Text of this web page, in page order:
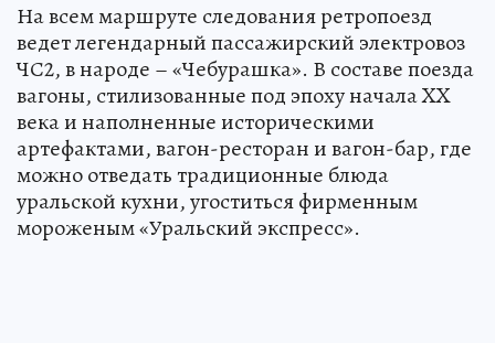
На всем маршруте следования ретропоезд
ведет легендарный пассажирский электровоз
ЧС2, в народе – «Чебурашка». В составе поезда
вагоны, стилизованные под эпоху начала XX
века и наполненные историческими
артефактами, вагон-ресторан и вагон-бар, где
можно отведать традиционные блюда
уральской кухни, угоститься фирменным
мороженым «Уральский экспресс».